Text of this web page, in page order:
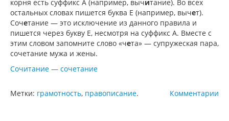
корня есть суффикс А (например, вычитание). Во всех
остальных словах пишется буква Е (например, вычет).
Сочетание — это исключение из данного правила и
пишется через букву Е, несмотря на суффикс А. Вместе с
этим словом запомните слово «чета» — супружеская пара,
сочетание мужа и жены.
Сочитание — сочетание
Комментарии
Метки: грамотность, правописание.